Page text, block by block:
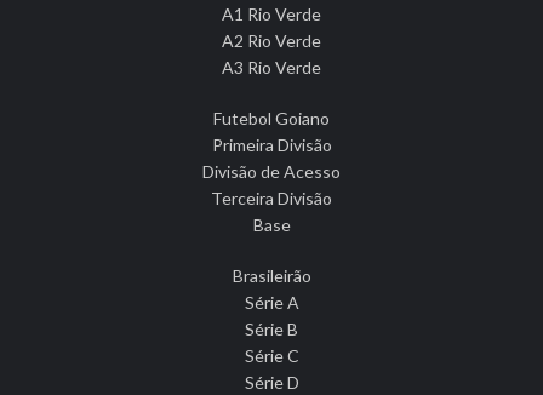
A1 Rio Verde
A2 Rio Verde
A3 Rio Verde
Futebol Goiano
Primeira Divisão
Divisão de Acesso
Terceira Divisão
Base
Brasileirão
Série A
Série B
Série C
Série D